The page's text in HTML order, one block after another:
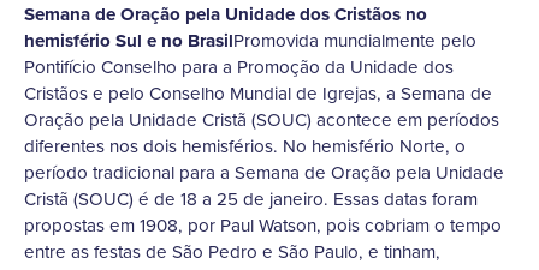
Semana de Oração pela Unidade dos Cristãos no
hemisfério Sul e no BrasilPromovida mundialmente pelo
Pontifício Conselho para a Promoção da Unidade dos
Cristãos e pelo Conselho Mundial de Igrejas, a Semana de
Oração pela Unidade Cristã (SOUC) acontece em períodos
diferentes nos dois hemisférios. No hemisfério Norte, o
período tradicional para a Semana de Oração pela Unidade
Cristã (SOUC) é de 18 a 25 de janeiro. Essas datas foram
propostas em 1908, por Paul Watson, pois cobriam o tempo
entre as festas de São Pedro e São Paulo, e tinham,